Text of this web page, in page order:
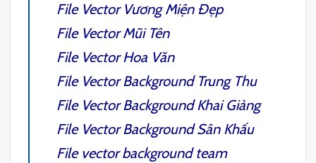
File Vector Vương Miện Đẹp
File Vector Mũi Tên
File Vector Hoa Văn
File Vector Background Trung Thu
File Vector Background Khai Giảng
File Vector Background Sân Khấu
File vector background team